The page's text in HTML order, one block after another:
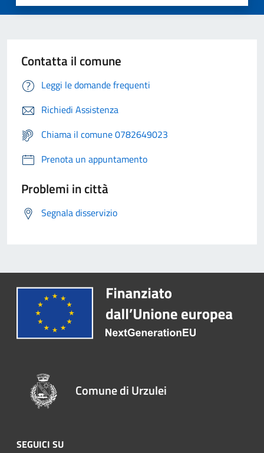
Contatta il comune
Leggi le domande frequenti
Richiedi Assistenza
Chiama il comune 0782649023
Prenota un appuntamento
Problemi in città
Segnala disservizio
Comune di Urzulei
SEGUICI SU